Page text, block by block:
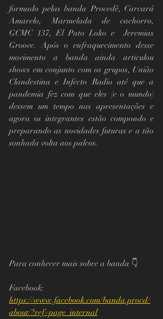
formado pelas banda Procedê, Carcará
Amarelo, Marmelada de cachorro,
GCMC 137, El Pato Loko e  Jeremias
Groove. Após o enfraquecimento desse
movimento a banda ainda articulou
shows em conjunto com os grupos, União
Clandestina e Infecto Radio até que a
pandemia fez com que eles (e o mundo)
dessem um tempo nas apresentações e
agora os integrantes estão compondo e
preparando as novidades futuras e a tão
sonhada volta aos palcos.
Para conhecer mais sobre a banda 👇
Facebook:
https://www.facebook.com/banda.procd/
about/?ref=page_internal